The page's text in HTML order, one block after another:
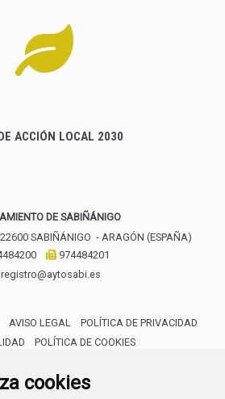
cookies
ACCIÓN LOCAL 2030
DE SABIÑÁNIGO
22600 SABIÑÁNIGO - ARAGÓN (ESPAÑA)
974484201
registro@aytosabi.es
AVISO LEGAL
POLÍTICA DE PRIVACIDAD
POLÍTICA DE COOKIES